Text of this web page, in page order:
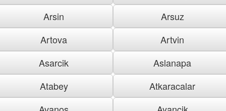
Arsin
Arsuz
Artova
Artvin
Asarcik
Aslanapa
Atabey
Atkaracalar